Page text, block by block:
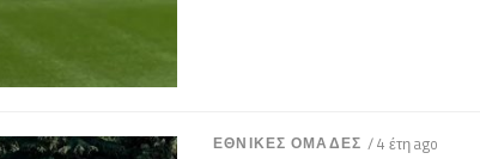
ΕΘΝΙΚΕΣ ΟΜΑΔΕΣ / 4 έτη ago